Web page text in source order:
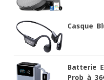
Casque
Batterie
Prob à